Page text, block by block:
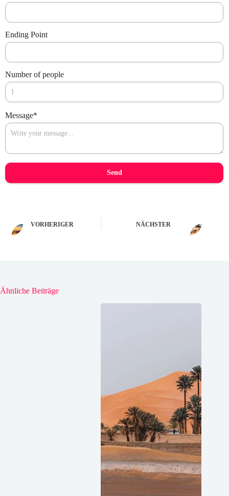
Ending Point
Number of people
Message*
Send
VORHERIGER NÄCHSTER
Ähnliche Beiträge